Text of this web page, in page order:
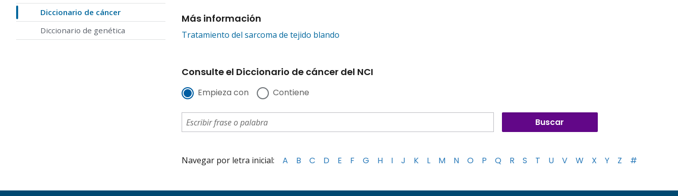
Diccionario de cáncer
Diccionario de genética
Más información
Tratamiento del sarcoma de tejido blando
Consulte el Diccionario de cáncer del NCI
Empieza con Contiene
Navegar por letra inicial: A B C D E F G H I J K L M N O P Q R S T U V W X Y Z #